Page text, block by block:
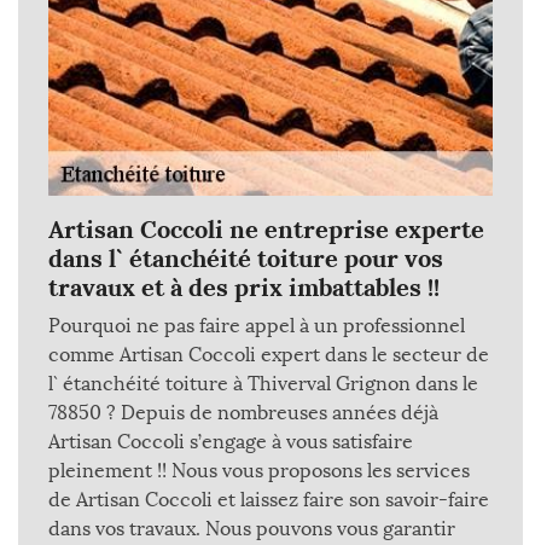
Artisan Coccoli ne entreprise experte
dans l` étanchéité toiture pour vos
travaux et à des prix imbattables !!
Pourquoi ne pas faire appel à un professionnel
comme Artisan Coccoli expert dans le secteur de
l` étanchéité toiture à Thiverval Grignon dans le
78850 ? Depuis de nombreuses années déjà
Artisan Coccoli s’engage à vous satisfaire
pleinement !! Nous vous proposons les services
de Artisan Coccoli et laissez faire son savoir-faire
dans vos travaux. Nous pouvons vous garantir